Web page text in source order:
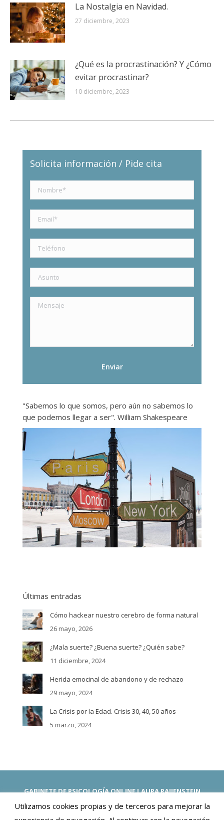
La Nostalgia en Navidad.
27 diciembre, 2023
¿Qué es la procrastinación? Y ¿Cómo
evitar procrastinar?
10 diciembre, 2023
Solicita información / Pide cita
"Sabemos lo que somos, pero aún no sabemos lo
que podemos llegar a ser". William Shakespeare
Últimas entradas
Cómo hackear nuestro cerebro de forma natural
26 mayo, 2026
¿Mala suerte? ¿Buena suerte? ¿Quién sabe?
11 diciembre, 2024
Herida emocinal de abandono y de rechazo
29 mayo, 2024
La Crisis por la Edad. Crisis 30, 40, 50 años
5 marzo, 2024
GABINETE DE PSICOLOGÍA ONLINE LAURA RAIJENSTEIN
Psicólogas Españolas. -Priorizamos tu Salud Mental y Emocional-
Terapia Online con Expatriados
Utilizamos cookies propias y de terceros para mejorar la